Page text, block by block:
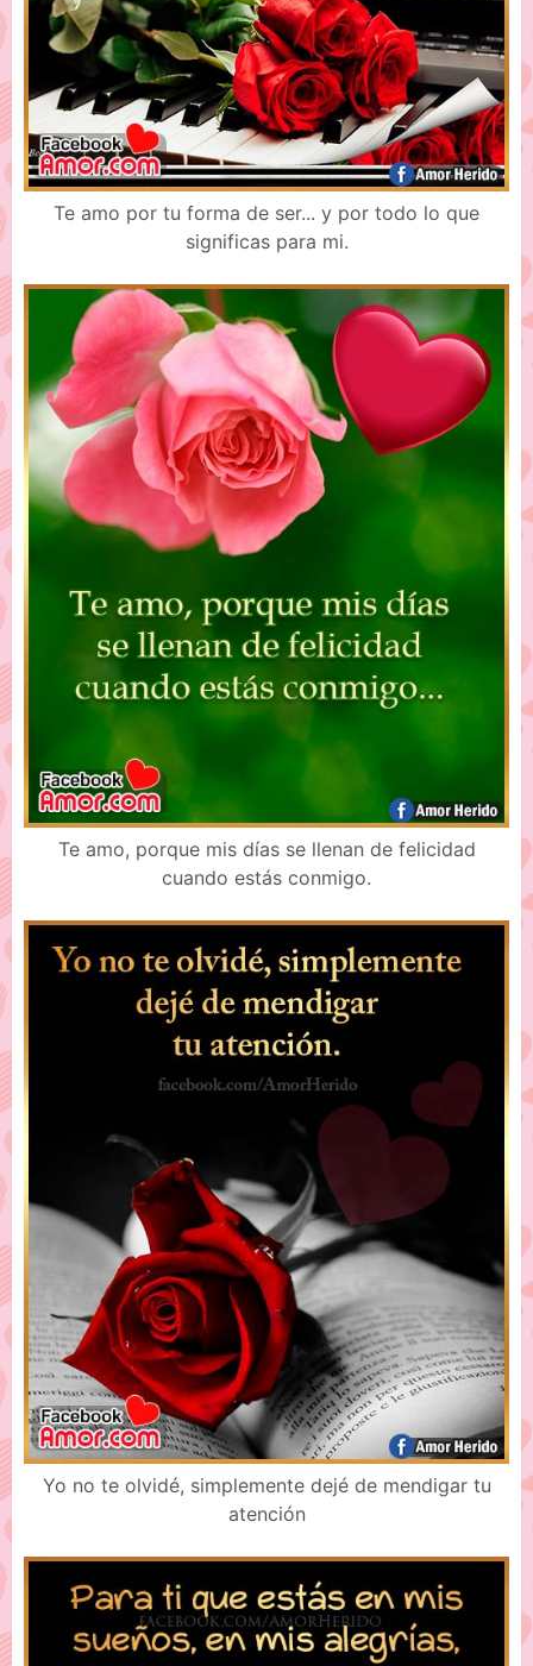
Te amo por tu forma de ser... y por todo lo que
significas para mi.
Te amo, porque mis días se llenan de felicidad
cuando estás conmigo.
Yo no te olvidé, simplemente dejé de mendigar tu
atención